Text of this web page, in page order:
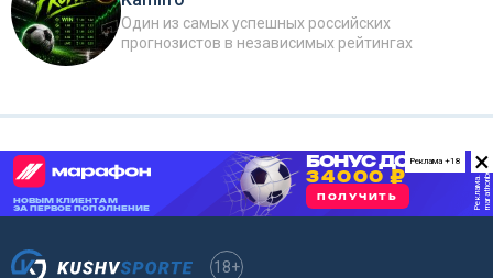
Один из самых успешных российских
прогнозистов в независимых рейтингах
×
Реклама +18
18+